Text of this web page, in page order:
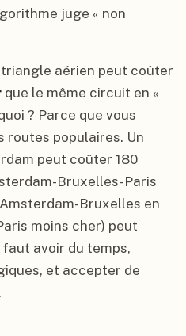
juge « non
aérien peut coûter
que le même circuit en «
? Parce que vous
populaires. Un
peut coûter 180
Bruxelles-Paris
Bruxelles en
moins cher) peut
faut avoir du temps,
et accepter de